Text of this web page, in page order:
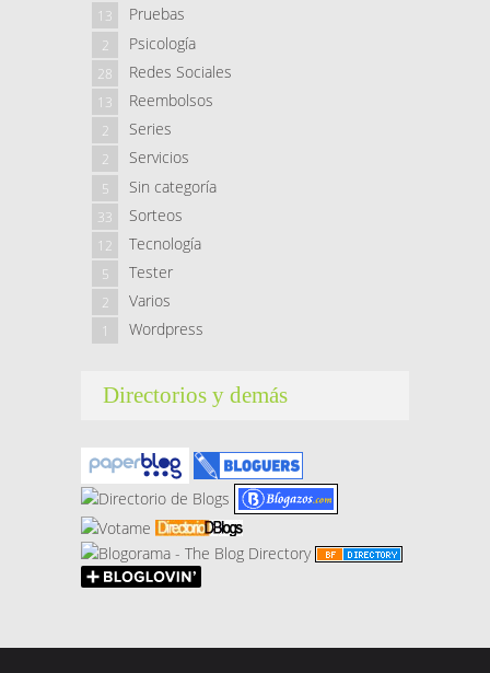
Pruebas
13
Psicología
2
Redes Sociales
28
Reembolsos
13
Series
2
Servicios
2
Sin categoría
5
Sorteos
33
Tecnología
12
Tester
5
Varios
2
Wordpress
1
Directorios y demás